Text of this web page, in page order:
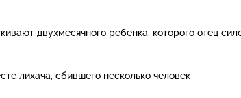
двухмесячного ребенка, которого отец
лихача, сбившего несколько человек